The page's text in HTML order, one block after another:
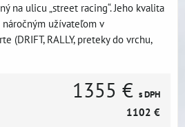
na ulicu „street racing“. Jeho kvalita
užívateľom v
(DRIFT, RALLY, preteky do vrchu,
1355 € s DPH
1102 €